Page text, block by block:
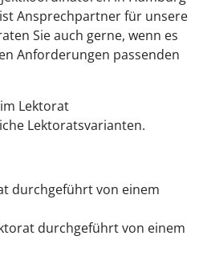
Ansprechpartner für unsere
Sie auch gerne, wenn es
Anforderungen passenden
Lektorat
Lektoratsvarianten.
durchgeführt von einem
durchgeführt von einem